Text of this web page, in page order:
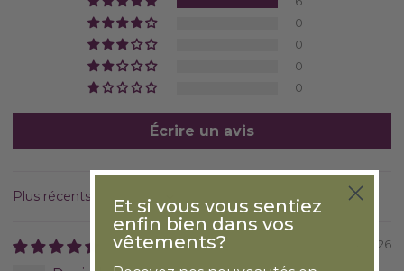
0
0
0
0
Écrire un avis
Sort by
22/04/2026
Et si vous vous sentiez
enfin bien dans vos
vêtements?